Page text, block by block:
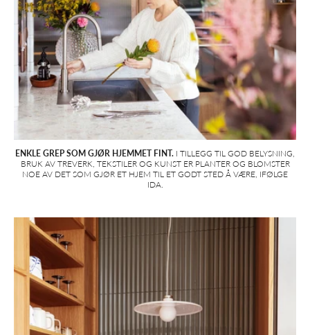
ENKLE GREP SOM GJØR HJEMMET FINT. I TILLEGG TIL GOD BELYSNING,
BRUK AV TREVERK, TEKSTILER OG KUNST ER PLANTER OG BLOMSTER
NOE AV DET SOM GJØR ET HJEM TIL ET GODT STED Å VÆRE, IFØLGE
IDA.